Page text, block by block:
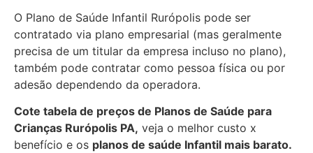
O Plano de Saúde Infantil Rurópolis pode ser
contratado via plano empresarial (mas geralmente
precisa de um titular da empresa incluso no plano),
também pode contratar como pessoa física ou por
adesão dependendo da operadora.
Cote tabela de preços de Planos de Saúde para
Crianças Rurópolis PA, veja o melhor custo x
benefício e os planos de saúde Infantil mais barato.